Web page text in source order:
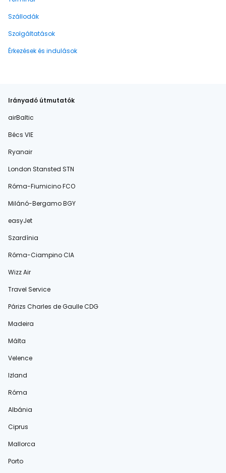
Szállodák
Szolgáltatások
Érkezések és indulások
Irányadó útmutatók
airBaltic
Bécs VIE
Ryanair
London Stansted STN
Róma-Fiumicino FCO
Milánó-Bergamo BGY
easyJet
Szardínia
Róma-Ciampino CIA
Wizz Air
Travel Service
Párizs Charles de Gaulle CDG
Madeira
Málta
Velence
Izland
Róma
Albánia
Ciprus
Mallorca
Porto